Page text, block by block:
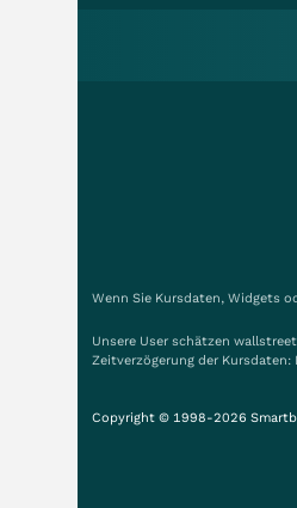
Wenn Sie Kursdaten, Widgets
Unsere User schätzen
Zeitverzögerung der Kursdaten:
Copyright © 1998-2026